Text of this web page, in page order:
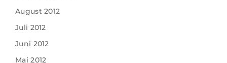
August 2012
Juli 2012
Juni 2012
Mai 2012